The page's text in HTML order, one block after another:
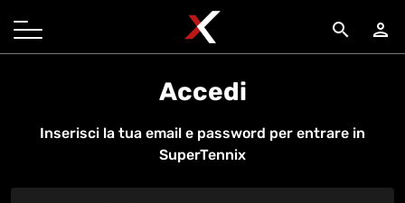
search person
Accedi
Inserisci la tua email e password per entrare in
SuperTennix